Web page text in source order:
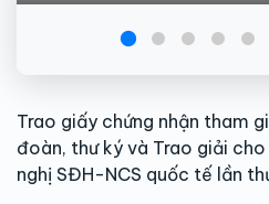
Trao giấy chứng nhận tham
đoàn, thư ký và Trao giải
nghị SĐH-NCS quốc tế lần